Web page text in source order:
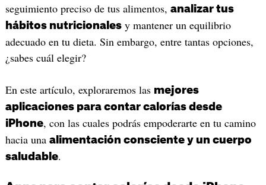
seguimiento preciso de tus alimentos, analizar tus
hábitos nutricionalesy mantener un equilibrio
adecuado en tu dieta. Sin embargo, entre tantas opciones,
¿sabes cuál elegir?
En este artículo, exploraremos las mejores
aplicaciones para contar calorías desde
iPhone, con las cuales podrás empoderarte en tu camino
hacia una alimentación consciente y un cuerpo
saludable.